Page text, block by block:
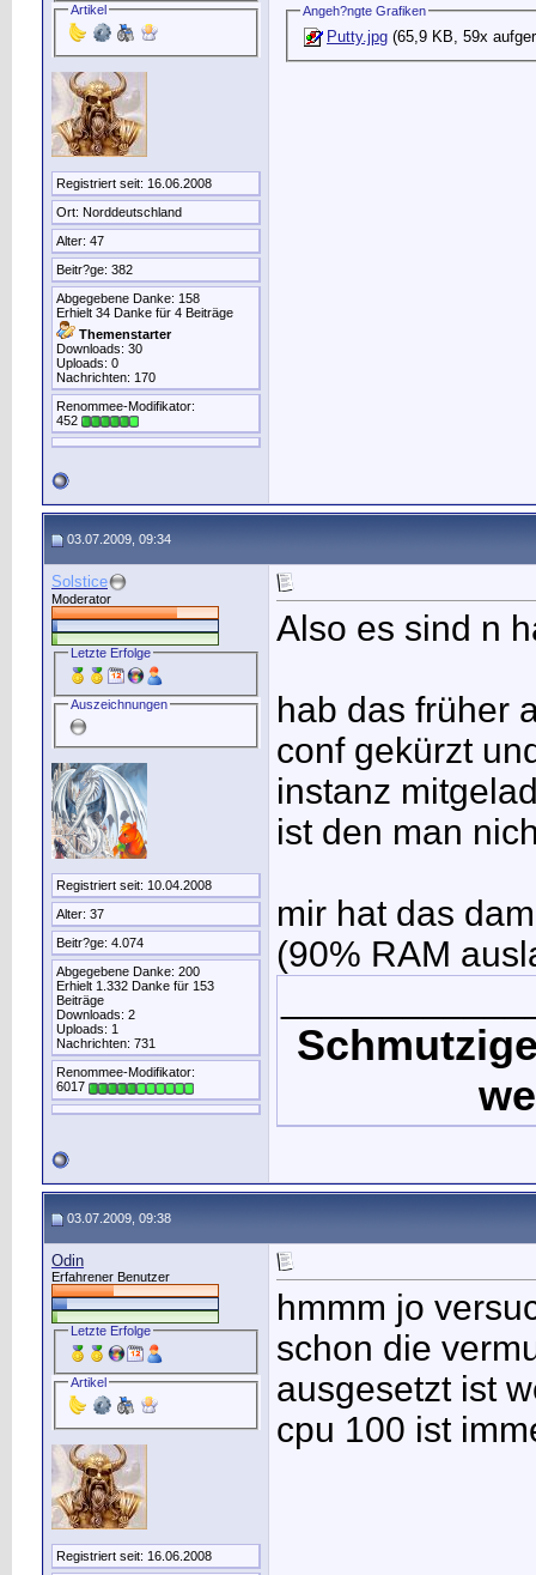
Artikel
Registriert seit: 16.06.2008
Ort: Norddeutschland
Alter: 47
Beitr?ge: 382
Abgegebene Danke: 158
Erhielt 34 Danke für 4 Beiträge
Themenstarter
Downloads: 30
Uploads: 0
Nachrichten: 170
Renommee-Modifikator:
452
Angeh?ngte Grafiken
Putty.jpg (65,9 KB, 59x
03.07.2009, 09:34
Solstice
Moderator
Letzte Erfolge
Auszeichnungen
Registriert seit: 10.04.2008
Alter: 37
Beitr?ge: 4.074
Abgegebene Danke: 200
Erhielt 1.332 Danke für 153
Beiträge
Downloads: 2
Uploads: 1
Nachrichten: 731
Renommee-Modifikator:
6017
Also es sind n
hab das früher
conf gekürzt
instanz
ist den man
mir hat das
(90% RAM
03.07.2009, 09:38
Odin
Erfahrener Benutzer
Letzte Erfolge
Artikel
Registriert seit: 16.06.2008
hmmm jo
schon die
ausgesetzt ist
cpu 100 ist